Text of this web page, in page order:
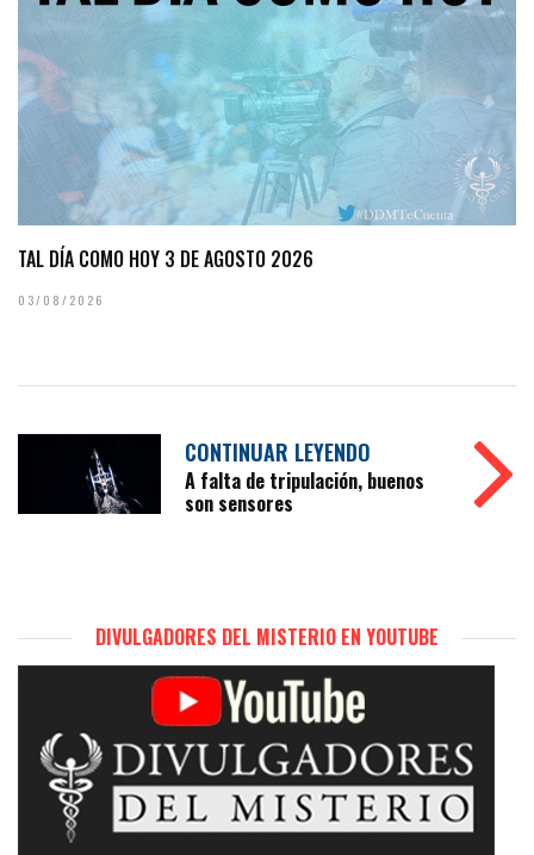
TAL DÍA COMO HOY 3 DE AGOSTO 2026
03/08/2026
CONTINUAR LEYENDO
A falta de tripulación, buenos
son sensores
DIVULGADORES DEL MISTERIO EN YOUTUBE